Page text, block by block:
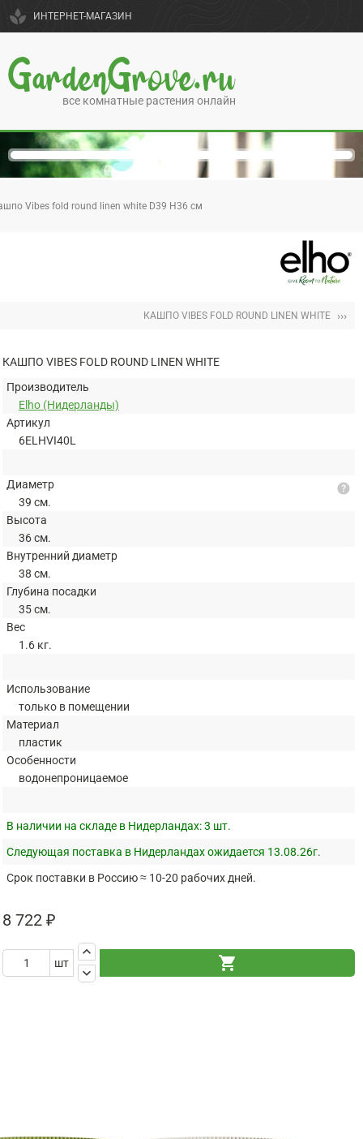
spa ИНТЕРНЕТ-МАГАЗИН
GardenGrove.ru
все комнатные растения онлайн
Vibes fold round linen white D39 H36 см
КАШПО VIBES FOLD ROUND LINEN WHITE ›››
КАШПО VIBES FOLD ROUND LINEN WHITE
Производитель
Elho (Нидерланды)
Артикул
6ELHVI40L
Диаметр
39 см.
Высота
36 см.
Внутренний диаметр
38 см.
Глубина посадки
35 см.
Вес
1.6 кг.
help
Использование
только в помещении
Материал
пластик
Особенности
водонепроницаемое
В наличии на складе в Нидерландах:3 шт.
Следующая поставка в Нидерландах ожидается 13.08.26г.
Срок поставки в Россию ≈ 10-20 рабочих дней.
8 722 ₽
шт
keyboard_arrow_up
keyboard_arrow_down
shopping_cart